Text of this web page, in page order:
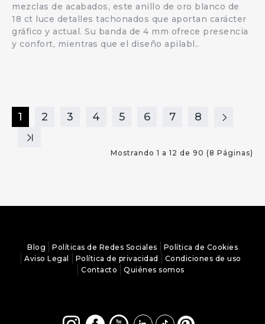
mezclas de acabados, este anillo de oro blanco de
18 ct luce detalles tachonados que aportan carácter
gráfico y actual. Su banda de 4 mm ofrece presencia
y confort, mientras que el diseño apilabl..
1 2 3 4 5 6 7 8
Mostrando 1 a 12 de 90 (8 Páginas)
Blog Políticas de Redes Sociales
Política de Cookies
Aviso Legal
Política de privacidad
Condiciones de uso
Contacto
Quiénes somos